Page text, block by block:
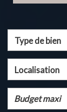
Type de bien
Localisation